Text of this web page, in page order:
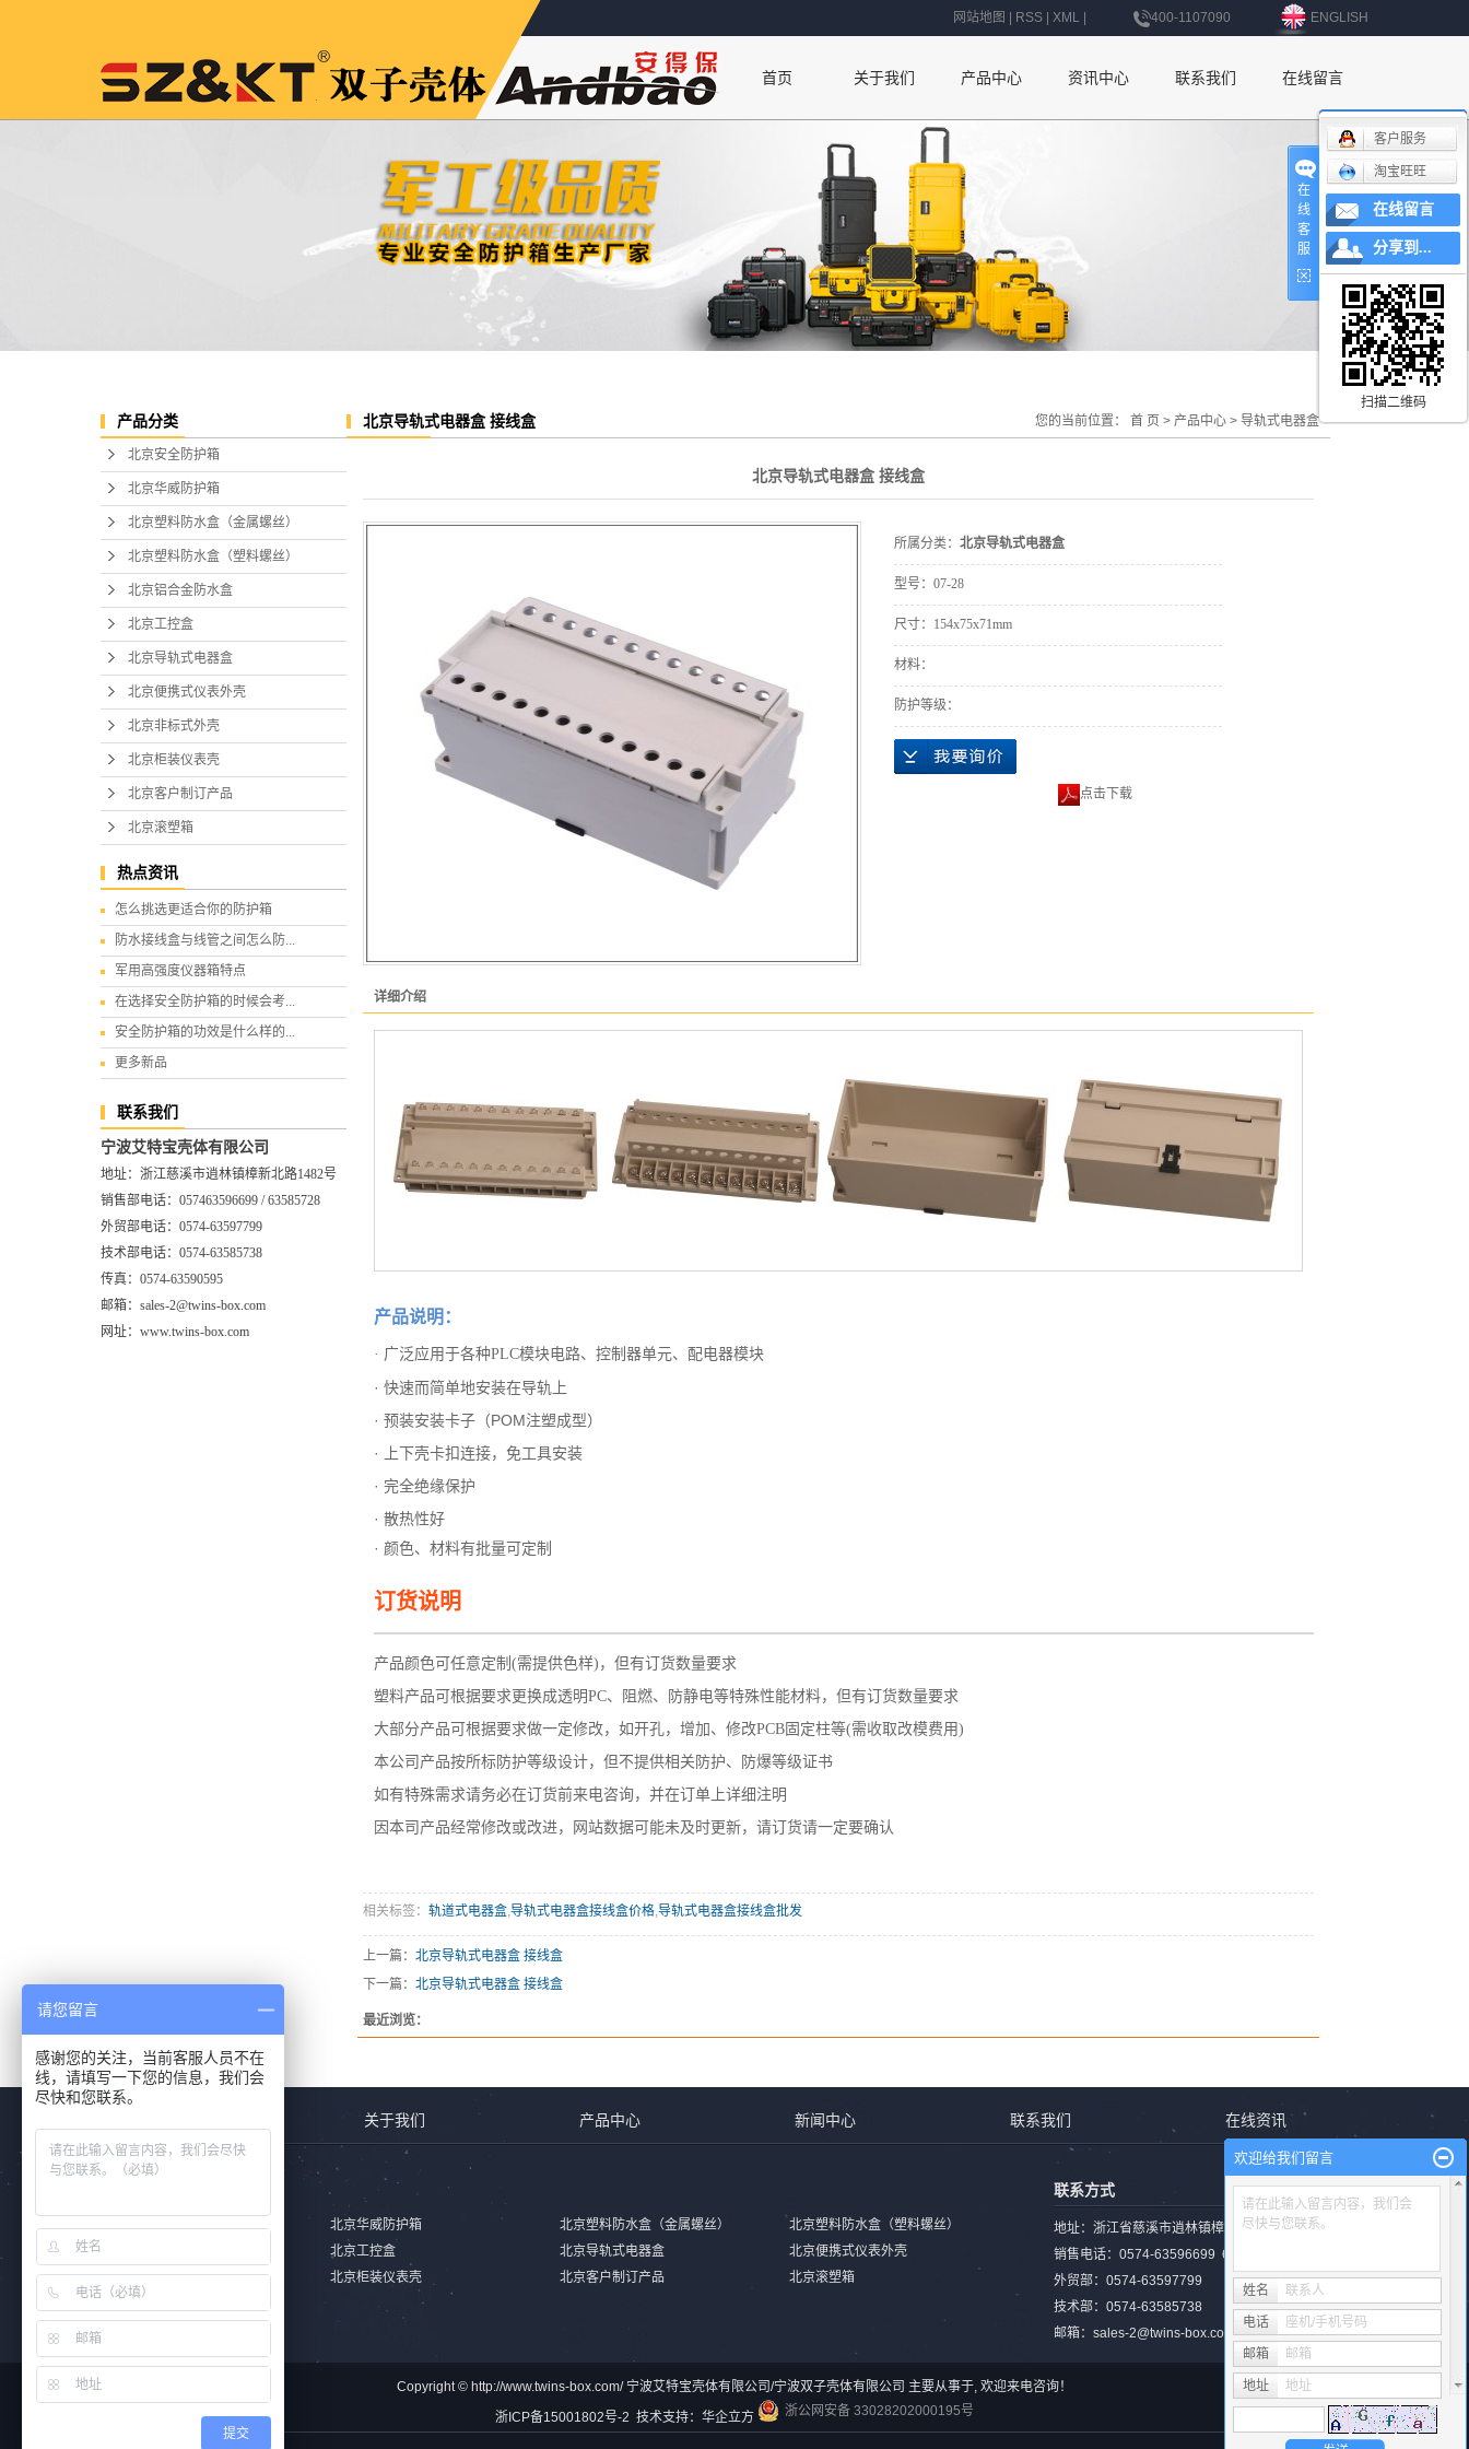
网站地图 RSS XML 400-1107090 ENGLISH
首页 关于我们
公司简介
厂房设备
荣誉资质
产品中心 资讯中心 联系我们
南京办事处
辽宁办事处
在线留言
产品分类
北京安全防护箱
北京华威防护箱
北京塑料防水盒（金属螺丝）
北京塑料防水盒（塑料螺丝）
北京铝合金防水盒
北京工控盒
北京导轨式电器盒
北京便携式仪表外壳
北京非标式外壳
北京柜装仪表壳
北京客户制订产品
北京滚塑箱
热点资讯
怎么挑选更适合你的防护箱
防水接线盒与线管之间怎么防...
军用高强度仪器箱特点
在选择安全防护箱的时候会考...
安全防护箱的功效是什么样的...
更多新品
联系我们
宁波艾特宝壳体有限公司
地址：浙江慈溪市逍林镇樟新北路1482号
销售部电话：057463596699 / 63585728
外贸部电话：0574-63597799
技术部电话：0574-63585738
传真：0574-63590595
邮箱：sales-2@twins-box.com
网址：www.twins-box.com
北京导轨式电器盒 接线盒 您的当前位置： 首 页 > 产品中心 > 导轨式电器盒
北京导轨式电器盒 接线盒
所属分类： 北京导轨式电器盒
型号： 07-28
尺寸： 154x75x71mm
材料：
防护等级：
点击下载
详细介绍
产品说明：
· 广泛应用于各种PLC模块电路、控制器单元、配电器模块
· 快速而简单地安装在导轨上
· 预装安装卡子（POM注塑成型）
· 上下壳卡扣连接，免工具安装
· 完全绝缘保护
· 散热性好
· 颜色、材料有批量可定制
订货说明
产品颜色可任意定制(需提供色样)，但有订货数量要求
塑料产品可根据要求更换成透明PC、阻燃、防静电等特殊性能材料，但有订货数量要求
大部分产品可根据要求做一定修改，如开孔，增加、修改PCB固定柱等(需收取改模费用)
本公司产品按所标防护等级设计，但不提供相关防护、防爆等级证书
如有特殊需求请务必在订货前来电咨询，并在订单上详细注明
因本司产品经常修改或改进，网站数据可能未及时更新，请订货请一定要确认
相关标签： 轨道式电器盒,导轨式电器盒接线盒价格,导轨式电器盒接线盒批发
上一篇： 北京导轨式电器盒 接线盒
下一篇： 北京导轨式电器盒 接线盒
最近浏览：
关于我们 产品中心 新闻中心 联系我们 在线资讯
北京安全防护箱 北京华威防护箱 北京塑料防水盒（金属螺丝）
北京塑料防水盒（塑料螺丝）
北京工控盒 北京导轨式电器盒
北京便携式仪表外壳
北京非标式外壳
北京柜装仪表壳 北京客户制订产品 北京滚塑箱
联系方式
地址：浙江省慈溪市逍林镇樟新北路1482号
销售电话：0574-63596699 63585728
外贸部：0574-63597799
技术部：0574-63585738
邮箱：sales-2@twins-box.com
Copyright © http://www.twins-box.com/ 宁波艾特宝壳体有限公司/宁波双子壳体有限公司 主要从事于, 欢迎来电咨询！
浙ICP备15001802号-2 技术支持： 华企立方 浙公网安备 33028202000195号
在
线
客
服
客户服务
淘宝旺旺
在线留言
分享到...
扫描二维码
欢迎给我们留言
请在此输入留言内容，我们会
尽快与您联系。
姓名 联系人
电话 座机/手机号码
邮箱 邮箱
地址 地址
请您留言
感谢您的关注，当前客服人员不在
线，请填写一下您的信息，我们会
尽快和您联系。
提交